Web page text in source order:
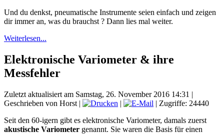
Und du denkst, pneumatische Instrumente seien einfach und zeigen
dir immer an, was du brauchst ? Dann lies mal weiter.
Weiterlesen...
Elektronische Variometer & ihre
Messfehler
Zuletzt aktualisiert am Samstag, 26. November 2016 14:31 |
Geschrieben von Horst | |
| Zugriffe: 24440
Seit den 60-igern gibt es elektronische Variometer, damals zuerst
akustische Variometer genannt. Sie waren die Basis für einen